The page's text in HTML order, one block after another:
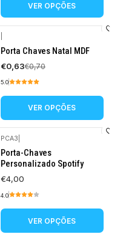
VER OPÇÕES
-10%
DESCONTO
Porta Chaves Natal MDF
€0,63€0,70
5.0
VER OPÇÕES
PCA3
Porta-Chaves
Personalizado Spotify
€4,00
4.0
VER OPÇÕES